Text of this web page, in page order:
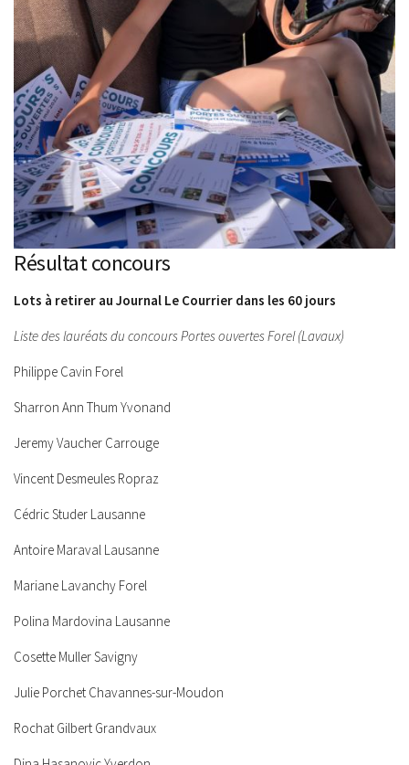
Résultat concours
Lots à retirer au Journal Le Courrier dans les 60 jours
Liste des lauréats du concours Portes ouvertes Forel (Lavaux)
Philippe Cavin Forel
Sharron Ann Thum Yvonand
Jeremy Vaucher Carrouge
Vincent Desmeules Ropraz
Cédric Studer Lausanne
Antoire Maraval Lausanne
Mariane Lavanchy Forel
Polina Mardovina Lausanne
Cosette Muller Savigny
Julie Porchet Chavannes-sur-Moudon
Rochat Gilbert Grandvaux